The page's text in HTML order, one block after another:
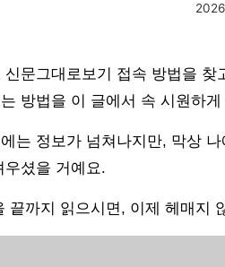
신문그대로보기 접속 방법을
방법을 이 글에서 속 시원하
는 정보가 넘쳐나지만, 막상
우셨을 거예요.
끝까지 읽으시면, 이제 헤매지